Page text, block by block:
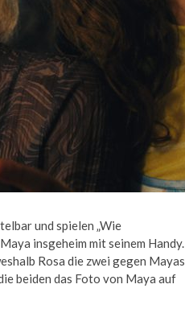
und spielen „Wie
insgeheim mit seinem Handy.
Rosa die zwei gegen Mayas
beiden das Foto von Maya auf